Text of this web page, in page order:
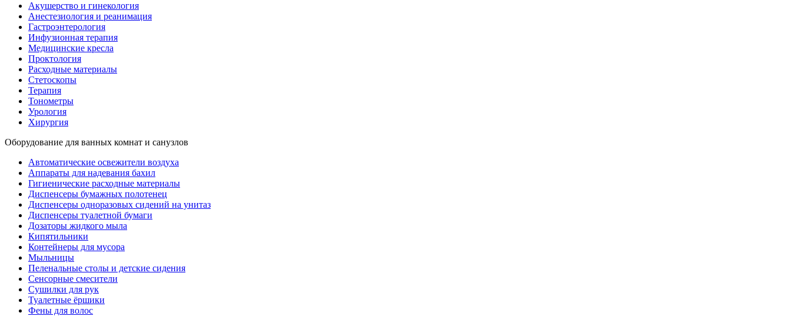
Акушерство и гинекология
Анестезиология и реанимация
Гастроэнтерология
Инфузионная терапия
Медицинские кресла
Проктология
Расходные материалы
Стетоскопы
Терапия
Тонометры
Урология
Хирургия
Оборудование для ванных комнат и санузлов
Автоматические освежители воздуха
Аппараты для надевания бахил
Гигиенические расходные материалы
Диспенсеры бумажных полотенец
Диспенсеры одноразовых сидений на унитаз
Диспенсеры туалетной бумаги
Дозаторы жидкого мыла
Кипятильники
Контейнеры для мусора
Мыльницы
Пеленальные столы и детские сидения
Сенсорные смесители
Сушилки для рук
Туалетные ёршики
Фены для волос